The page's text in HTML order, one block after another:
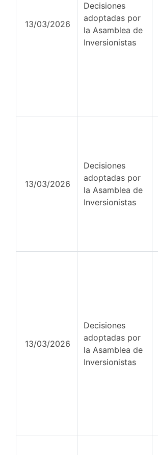
13/03/2026
Decisiones
adoptadas por
la Asamblea de
Inversionistas
13/03/2026
Decisiones
adoptadas por
la Asamblea de
Inversionistas
13/03/2026
Decisiones
adoptadas por
la Asamblea de
Inversionistas